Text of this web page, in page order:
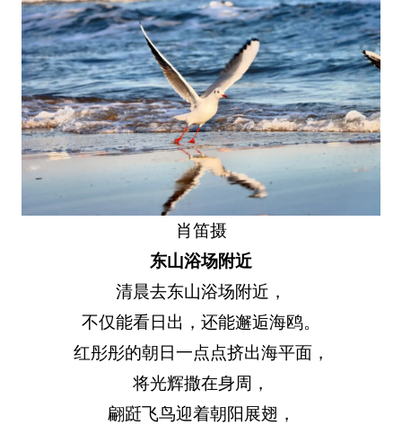
肖笛摄
东山浴场附近
清晨去东山浴场附近，
不仅能看日出，还能邂逅海鸥。
红彤彤的朝日一点点挤出海平面，
将光辉撒在身周，
翩跹飞鸟迎着朝阳展翅，